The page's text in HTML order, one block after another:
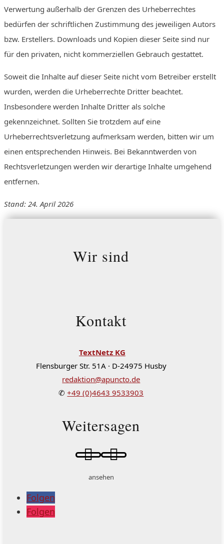
Verwertung außerhalb der Grenzen des Urheberrechtes
bedürfen der schriftlichen Zustimmung des jeweiligen Autors
bzw. Erstellers. Downloads und Kopien dieser Seite sind nur
für den privaten, nicht kommerziellen Gebrauch gestattet.
Soweit die Inhalte auf dieser Seite nicht vom Betreiber erstellt
wurden, werden die Urheberrechte Dritter beachtet.
Insbesondere werden Inhalte Dritter als solche
gekennzeichnet. Sollten Sie trotzdem auf eine
Urheberrechtsverletzung aufmerksam werden, bitten wir um
einen entsprechenden Hinweis. Bei Bekanntwerden von
Rechtsverletzungen werden wir derartige Inhalte umgehend
entfernen.
Stand: 24. April 2026
Wir sind
Kontakt
TextNetz KG
Flensburger Str. 51A · D-24975 Husby
redaktion@apuncto.de
✆+49 (0)4643 9533903
Weitersagen
 
ansehen
Folgen
Folgen